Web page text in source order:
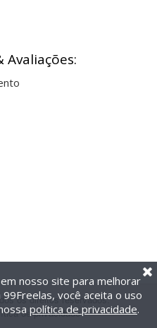
os direitos reservados.
de privacidade
nosso site para melhorar
você aceita o uso
política de privacidade.